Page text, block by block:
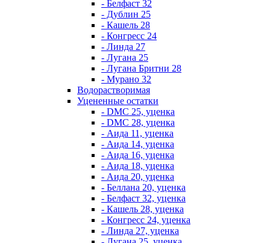
- Белфаст 32
- Дублин 25
- Кашель 28
- Конгресс 24
- Линда 27
- Лугана 25
- Лугана Бритни 28
- Мурано 32
Водорастворимая
Уцененные остатки
- DMC 25, уценка
- DMC 28, уценка
- Аида 11, уценка
- Аида 14, уценка
- Аида 16, уценка
- Аида 18, уценка
- Аида 20, уценка
- Беллана 20, уценка
- Белфаст 32, уценка
- Кашель 28, уценка
- Конгресс 24, уценка
- Линда 27, уценка